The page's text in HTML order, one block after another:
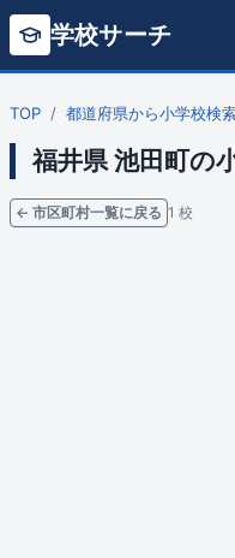
学校サーチ
TOP 都道府県から小学校検
福井県 池田町の
← 市区町村一覧に戻る 1 校